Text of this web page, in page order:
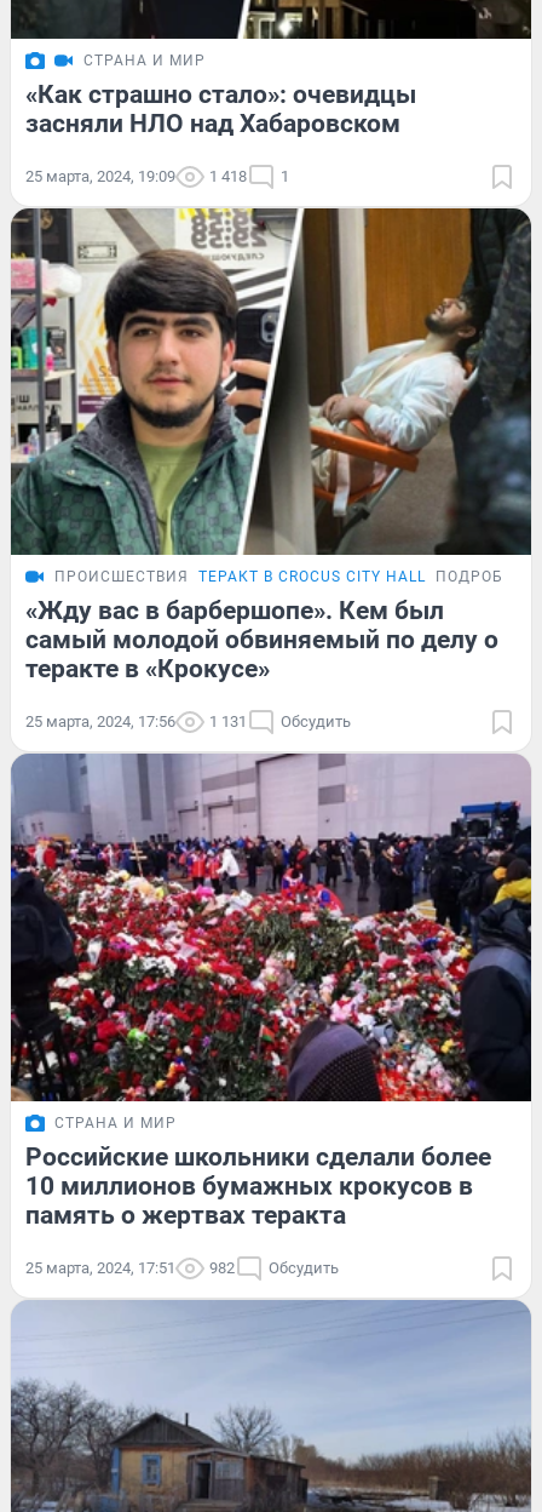
СТРАНА И МИР
«Как страшно стало»: очевидцы
засняли НЛО над Хабаровском
25 марта, 2024, 19:09 1 418 1
ПРОИСШЕСТВИЯ ТЕРАКТ В CROCUS CITY HALL
«Жду вас в барбершопе». Кем был
самый молодой обвиняемый по делу о
теракте в «Крокусе»
25 марта, 2024, 17:56 1 131 Обсудить
СТРАНА И МИР
Российские школьники сделали более
10 миллионов бумажных крокусов в
память о жертвах теракта
25 марта, 2024, 17:51 982 Обсудить